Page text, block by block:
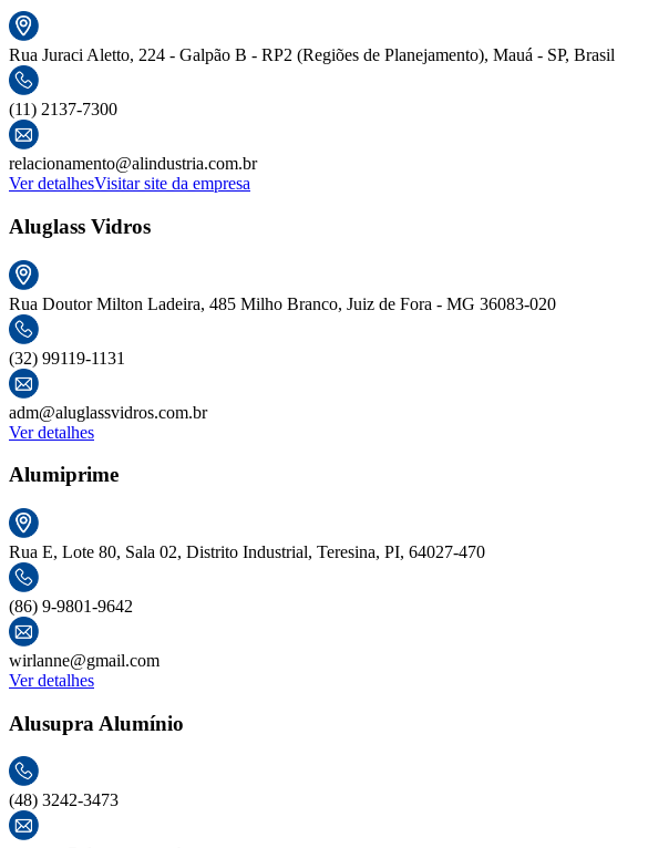
Rua Juraci Aletto, 224 - Galpão B - RP2 (Regiões de Planejamento), Mauá - SP, Brasil
(11) 2137-7300
relacionamento@alindustria.com.br
Ver detalhesVisitar site da empresa
Aluglass Vidros
Rua Doutor Milton Ladeira, 485 Milho Branco, Juiz de Fora - MG 36083-020
(32) 99119-1131
adm@aluglassvidros.com.br
Ver detalhes
Alumiprime
Rua E, Lote 80, Sala 02, Distrito Industrial, Teresina, PI, 64027-470
(86) 9-9801-9642
wirlanne@gmail.com
Ver detalhes
Alusupra Alumínio
(48) 3242-3473